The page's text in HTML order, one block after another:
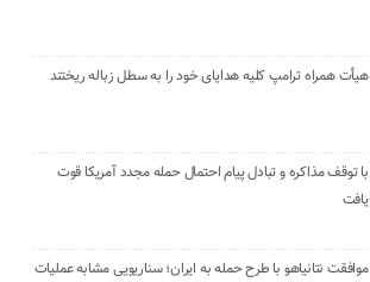
هیأت همراه ترامپ کلیه هدایای خود را به سطل زباله ریختند
با توقف مذاکره و تبادل پیام احتمال حمله مجدد آمریکا قوت
یافت
موافقت نتانیاهو با طرح حمله به ایران؛ سناریویی مشابه عملیات